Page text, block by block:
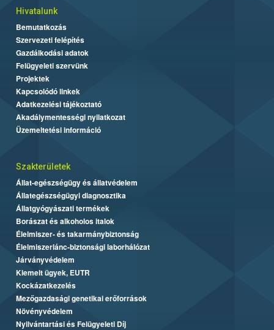
Hivatalunk
Bemutatkozás
Szervezeti felépítés
Gazdálkodási adatok
Felügyeleti szervünk
Projektek
Kapcsolódó linkek
Adatkezelési tájékoztató
Akadálymentességi nyilatkozat
Üzemeltetési információ
Szakterületek
Állat-egészségügy és állatvédelem
Állategészségügyi diagnosztika
Állatgyógyászati termékek
Borászat és alkoholos italok
Élelmiszer- és takarmánybiztonság
Élelmiszerlánc-biztonsági laborhálózat
Járványvédelem
Kiemelt ügyek, EUTR
Kockázatkezelés
Mezőgazdasági genetikai erőforrások
Növényvédelem
Nyilvántartási és Felügyeleti Díj